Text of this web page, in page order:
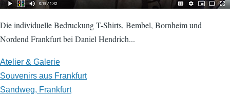
Die individuelle Bedruckung T-Shirts, Bembel, Bornheim und
Nordend Frankfurt bei Daniel Hendrich...
Atelier & Galerie
Souvenirs aus Frankfurt
Sandweg, Frankfurt